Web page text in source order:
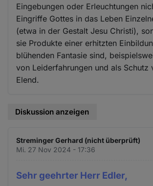
Eingebungen oder Erleuchtungen
Eingriffe Gottes in das Leben
(etwa in der Gestalt Jesu Christi),
sie Produkte einer erhitzten
blühenden Fantasie sind,
von Leiderfahrungen und als Schutz
Elend.
Diskussion anzeigen
Streminger Gerhard (nicht überprüft)
Mi. 27 Nov 2024 - 17:36
Sehr geehrter Herr Edler,